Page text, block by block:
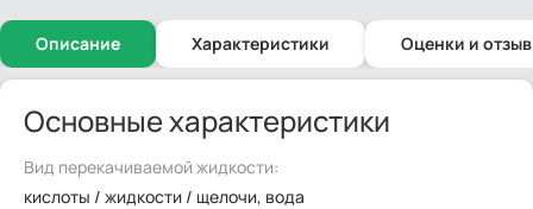
Описание Характеристики Оценки и
Основные характеристики
Вид перекачиваемой жидкости:
кислоты / жидкости / щелочи, вода